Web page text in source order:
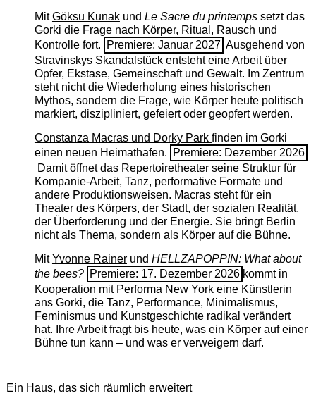
MitGöksu Kunakund Le Sacre du printempssetzt das
Gorki die Frage nach Körper, Ritual, Rausch und
Kontrolle fort.
Premiere: Januar 2027 Ausgehend von
Stravinskys Skandalstück entsteht eine Arbeit über
Opfer, Ekstase, Gemeinschaft und Gewalt. Im Zentrum
steht nicht die Wiederholung eines historischen
Mythos, sondern die Frage, wie Körper heute politisch
markiert, diszipliniert, gefeiert oder geopfert werden.
Constanza Macras und Dorky Park finden im Gorki
einen neuen Heimathafen.
Premiere: Dezember 2026
Damit öffnet das Repertoiretheater seine Struktur für
Kompanie-Arbeit, Tanz, performative Formate und
andere Produktionsweisen. Macras steht für ein
Theater des Körpers, der Stadt, der sozialen Realität,
der Überforderung und der Energie. Sie bringt Berlin
nicht als Thema, sondern als Körper auf die Bühne.
MitYvonne Rainerund HELLZAPOPPIN: What about
the bees? Premiere: 17. Dezember 2026 kommt in
Kooperation mit Performa New York eine Künstlerin
ans Gorki, die Tanz, Performance, Minimalismus,
Feminismus und Kunstgeschichte radikal verändert
hat. Ihre Arbeit fragt bis heute, was ein Körper auf einer
Bühne tun kann – und was er verweigern darf.
Ein Haus, das sich räumlich erweitert